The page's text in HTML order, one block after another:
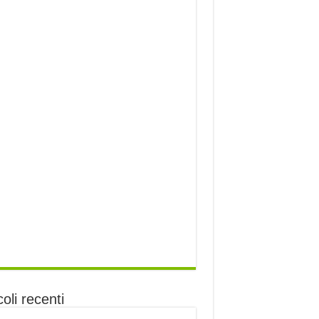
recenti